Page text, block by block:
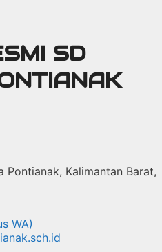
SD
Pontianak, Kalimantan Barat,
WA)